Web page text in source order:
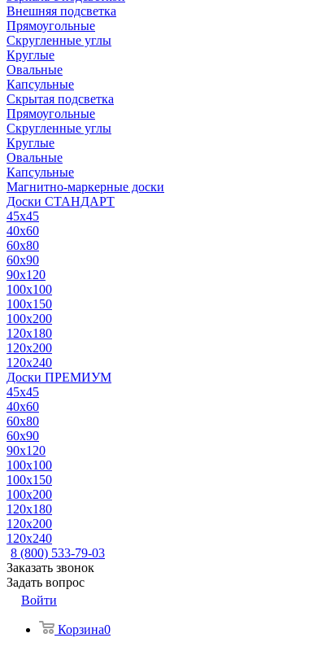
Внешняя подсветка
Прямоугольные
Скругленные углы
Круглые
Овальные
Капсульные
Скрытая подсветка
Прямоугольные
Скругленные углы
Круглые
Овальные
Капсульные
Магнитно-маркерные доски
Доски СТАНДАРТ
45x45
40x60
60x80
60x90
90x120
100x100
100x150
100x200
120x180
120x200
120x240
Доски ПРЕМИУМ
45x45
40x60
60x80
60x90
90x120
100x100
100x150
100x200
120x180
120x200
120x240
8 (800) 533-79-03
Заказать звонок
Задать вопрос
Войти
Корзина0